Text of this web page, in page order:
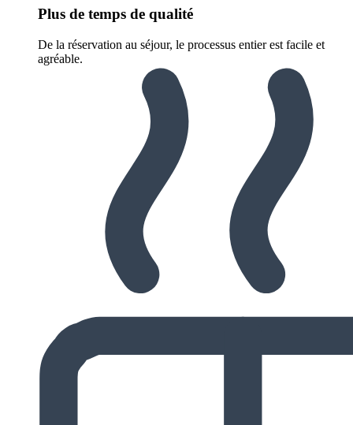
Plus de temps de qualité
De la réservation au séjour, le processus entier est facile et
agréable.